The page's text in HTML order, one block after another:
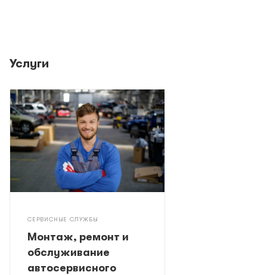
Услуги
СЕРВИСНЫЕ СЛУЖБЫ
Монтаж, ремонт и
обслуживание
автосервисного